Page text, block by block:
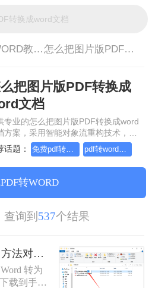
PDF转WORD教程> 怎么把图片版PDF转换成word文档
把图片版PDF转换成
文档
专业的怎么把图片版PDF转换成word
方案，采用智能对象流重构技术，确
档1:1高保真还原且排版不乱码。支持
批量处理，全链路 SSL 加密保障隐私
。助您快速实现怎么把图片版PDF转
word文档，无需安装，高效办公。
话题： 免费pdf转word的三种方法
转WORD
查询到 537个结果
PDF转Word的三种实用方法对比：可编辑、保格式、避风险！
转为
载到手的